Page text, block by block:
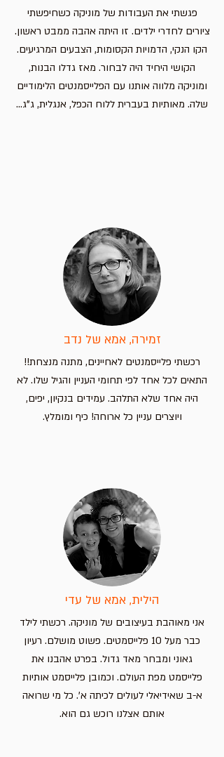
פגשתי את העבודות של מוניקה כשחיפשתי
ציורים לחדרי ילדים. זו היתה אהבה ממבט ראשון.
הקו הנקי, הדמויות הקסומות, הצבעים המרגיעים.
הקושי היחיד היה לבחור. מאז גדלו הבנות,
ומוניקה מלווה אותנו עם הפלייסמנטים הלימודיים
שלה. מאותיות בעברית ללוח הכפל, אנגלית, ג"ג...
זמירה, אמא של נדב
רכשתי פלייסמנטים לאחיינים, מתנה מנצחת!!
התאים לכל אחד לפי תחומי העניין והגיל שלו. לא
היה אחד שלא התלהב. עמידים בנקיון, יפים,
ויוצרים עניין כל ארוחה! כיף ומומלץ.
הילית, אמא של עדי
אני מאוהבת בעיצובים של מוניקה. רכשתי לילד
כבר מעל 10 פלייסמטים. פשוט מושלם. רעיון
גאוני ומבחר מאד גדול. בפרט אהבנו את
פלייסמט מפת העולם. וכמובן פלייסמט אותיות
א-ב שאידיאלי לעולים לכיתה א'. כל מי שרואה
אותם אצלנו רוכש גם הוא.